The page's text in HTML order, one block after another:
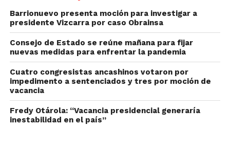
Barrionuevo presenta moción para investigar a
presidente Vizcarra por caso Obrainsa
Consejo de Estado se reúne mañana para fijar
nuevas medidas para enfrentar la pandemia
Cuatro congresistas ancashinos votaron por
impedimento a sentenciados y tres por moción de
vacancia
Fredy Otárola: “Vacancia presidencial generaría
inestabilidad en el país”